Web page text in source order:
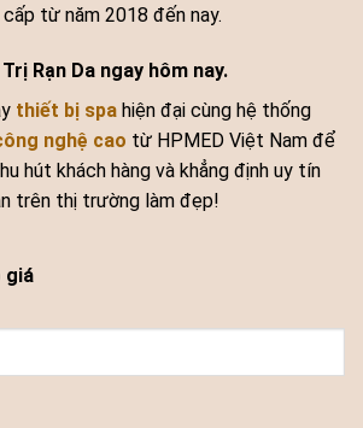
từ năm 2018 đến nay.
Rạn Da ngay hôm nay.
thiết bị spa hiện đại cùng hệ thống
nghệ cao từ HPMED Việt Nam để
hút khách hàng và khẳng định uy tín
trên thị trường làm đẹp!
giá